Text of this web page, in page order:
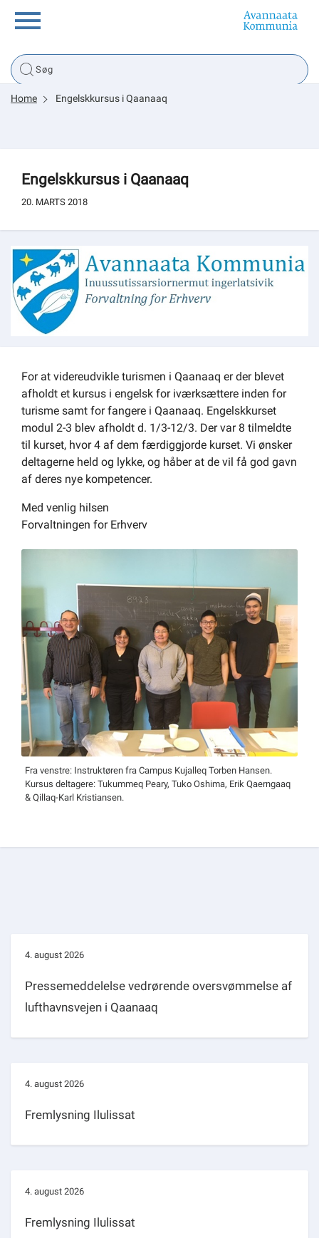
Borger
Tsunami
sullissivik.gl
Planportal
Om kommunen
Home Engelskkursus i Qaanaaq
Engelskkursus i Qaanaaq
20. MARTS 2018
For at videreudvikle turismen i Qaanaaq er der blevet
afholdt et kursus i engelsk for iværksættere inden for
turisme samt for fangere i Qaanaaq. Engelskkurset
modul 2-3 blev afholdt d. 1/3-12/3. Der var 8 tilmeldte
til kurset, hvor 4 af dem færdiggjorde kurset. Vi ønsker
deltagerne held og lykke, og håber at de vil få god gavn
af deres nye kompetencer.
Med venlig hilsen
Forvaltningen for Erhverv
Fra venstre: Instruktøren fra Campus Kujalleq Torben Hansen.
Kursus deltagere: Tukummeq Peary, Tuko Oshima, Erik Qaerngaaq
& Qillaq-Karl Kristiansen.
4. august 2026
Pressemeddelelse vedrørende oversvømmelse af
lufthavnsvejen i Qaanaaq
4. august 2026
Fremlysning Ilulissat
4. august 2026
Fremlysning Ilulissat